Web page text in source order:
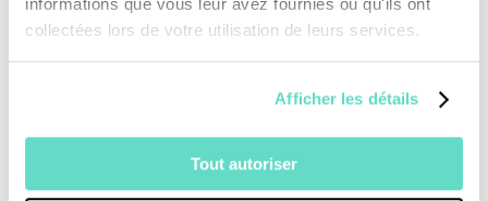
informations que vous leur avez fournies ou qu'ils ont
collectées lors de votre utilisation de leurs services.
Afficher les détails
Tout autoriser
jardinier de l’Être ».
Mireille Hadas-Lebel ; Catherine Chalier; Rivon
Krygier; Claude Birman; Véronique Margron;